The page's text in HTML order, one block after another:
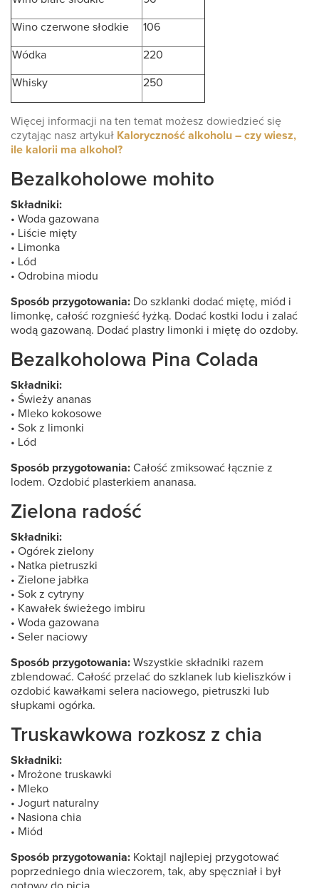
Wino czerwone słodkie 106
Wódka 220
Whisky 250
Więcej informacji na ten temat możesz dowiedzieć się
czytając nasz artykuł Kaloryczność alkoholu – czy wiesz,
ile kalorii ma alkohol?
Bezalkoholowe mohito
Składniki:
• Woda gazowana
• Liście mięty
• Limonka
• Lód
• Odrobina miodu
Sposób przygotowania: Do szklanki dodać miętę, miód i
limonkę, całość rozgnieść łyżką. Dodać kostki lodu i zalać
wodą gazowaną. Dodać plastry limonki i miętę do ozdoby.
Bezalkoholowa Pina Colada
Składniki:
• Świeży ananas
• Mleko kokosowe
• Sok z limonki
• Lód
Sposób przygotowania: Całość zmiksować łącznie z
lodem. Ozdobić plasterkiem ananasa.
Zielona radość
Składniki:
• Ogórek zielony
• Natka pietruszki
• Zielone jabłka
• Sok z cytryny
• Kawałek świeżego imbiru
• Woda gazowana
• Seler naciowy
Sposób przygotowania: Wszystkie składniki razem
zblendować. Całość przelać do szklanek lub kieliszków i
ozdobić kawałkami selera naciowego, pietruszki lub
słupkami ogórka.
Truskawkowa rozkosz z chia
Składniki:
• Mrożone truskawki
• Mleko
• Jogurt naturalny
• Nasiona chia
• Miód
Sposób przygotowania: Koktajl najlepiej przygotować
poprzedniego dnia wieczorem, tak, aby spęczniał i był